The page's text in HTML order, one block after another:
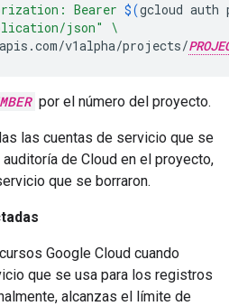
Bearer $(gcloud auth
json"
\
v1alpha/projects/
por el número del proyecto.
las cuentas de servicio que se
de Cloud en el proyecto,
que se borraron.
Google Cloud cuando
que se usa para los registros
alcanzas el límite de